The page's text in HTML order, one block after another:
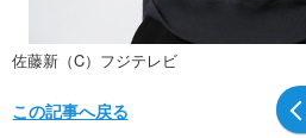
佐藤新（C）フジテレビ
この記事へ戻る